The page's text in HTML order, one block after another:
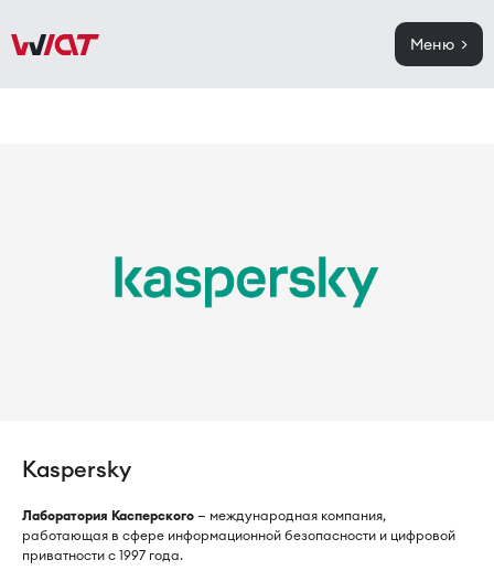
Меню >
Kaspersky
Лаборатория Касперского — международная компания,
работающая в сфере информационной безопасности и цифровой
приватности с 1997 года.